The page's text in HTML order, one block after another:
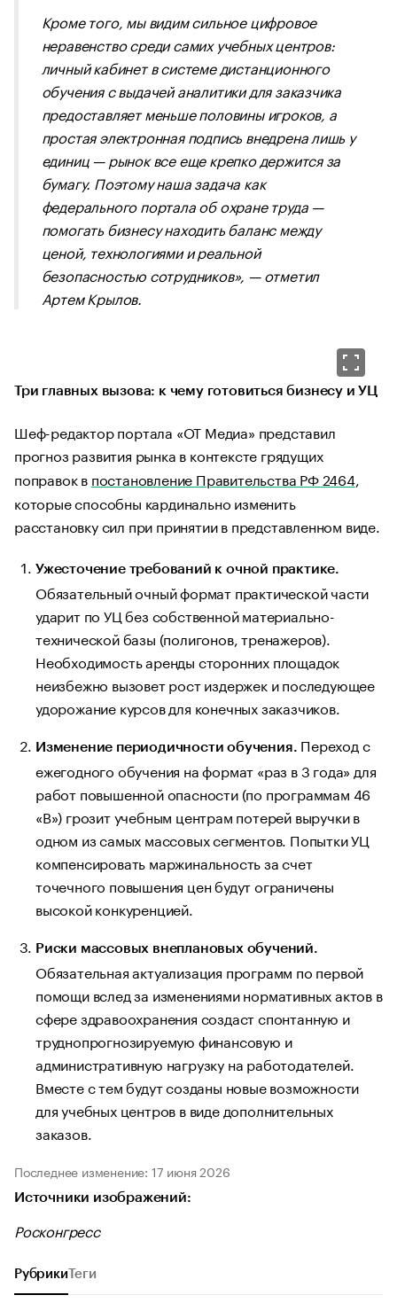
Кроме того, мы видим сильное цифровое
неравенство среди самих учебных центров:
личный кабинет в системе дистанционного
обучения с выдачей аналитики для заказчика
предоставляет меньше половины игроков, а
простая электронная подпись внедрена лишь у
единиц — рынок все еще крепко держится за
бумагу. Поэтому наша задача как
федерального портала об охране труда —
помогать бизнесу находить баланс между
ценой, технологиями и реальной
безопасностью сотрудников», — отметил
Артем Крылов.
​Три главных вызова: к чему готовиться бизнесу и УЦ
Шеф-редактор портала «ОТ Медиа» представил
прогноз развития рынка в контексте грядущих
поправок в постановление Правительства РФ 2464,
которые способны кардинально изменить
расстановку сил при принятии в представленном виде.
Ужесточение требований к очной практике.
Обязательный очный формат практической части
ударит по УЦ без собственной материально-
технической базы (полигонов, тренажеров).
Необходимость аренды сторонних площадок
неизбежно вызовет рост издержек и последующее
удорожание курсов для конечных заказчиков.
​Изменение периодичности обучения. Переход с
ежегодного обучения на формат «раз в 3 года» для
работ повышенной опасности (по программам 46
«В») грозит учебным центрам потерей выручки в
одном из самых массовых сегментов. Попытки УЦ
компенсировать маржинальность за счет
точечного повышения цен будут ограничены
высокой конкуренцией.
Риски массовых внеплановых обучений.
Обязательная актуализация программ по первой
помощи вслед за изменениями нормативных актов в
сфере здравоохранения создаст спонтанную и
труднопрогнозируемую финансовую и
административную нагрузку на работодателей.
Вместе с тем будут созданы новые возможности
для учебных центров в виде дополнительных
заказов.
Последнее изменение: 17 июня 2026
Источники изображений:
Росконгресс
Рубрики Теги